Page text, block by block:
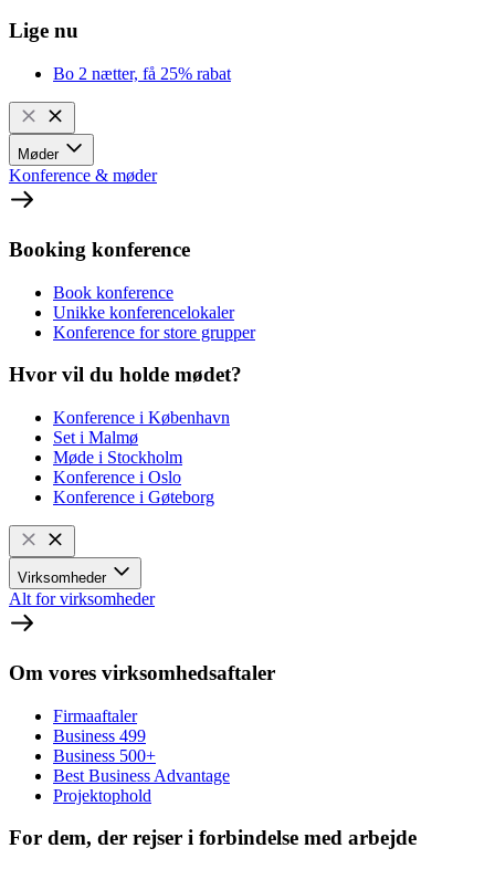
Lige nu
Bo 2 nætter, få 25% rabat
Møder
Konference & møder
Booking konference
Book konference
Unikke konferencelokaler
Konference for store grupper
Hvor vil du holde mødet?
Konference i København
Set i Malmø
Møde i Stockholm
Konference i Oslo
Konference i Gøteborg
Virksomheder
Alt for virksomheder
Om vores virksomhedsaftaler
Firmaaftaler
Business 499
Business 500+
Best Business Advantage
Projektophold
For dem, der rejser i forbindelse med arbejde